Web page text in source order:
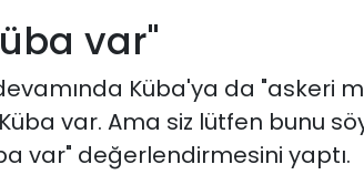
var"
Küba'ya da "askeri
var. Ama siz lütfen bunu
var" değerlendirmesini yaptı.